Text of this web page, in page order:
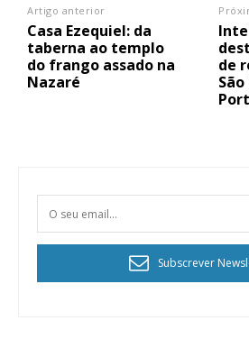
Artigo anterior
Casa Ezequiel: da
taberna ao templo
do frango assado na
Nazaré
de
Subscrever